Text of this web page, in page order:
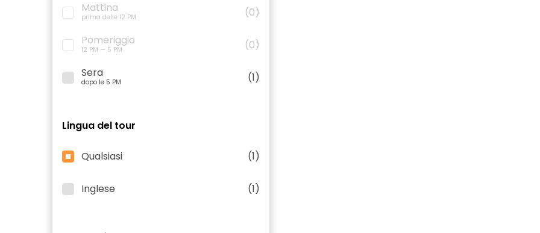
Mattina
prima delle 12 PM
(0)
Pomeriggio
12 PM — 5 PM
(0)
Sera
dopo le 5 PM (1)
Lingua del tour
Qualsiasi (1)
Inglese (1)